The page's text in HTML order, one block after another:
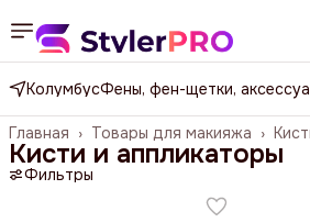
КолумбусФены, фен-щетки,
Товары для макияжа ›
Главная ›
Кисти и аппликаторы
Фильтры